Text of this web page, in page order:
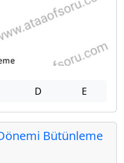
D E
Bütünleme